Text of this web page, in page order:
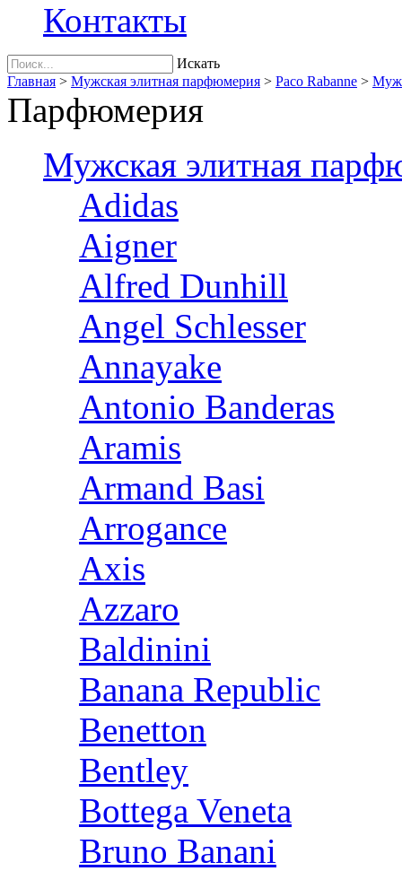
Контакты
Искать
Главная > Мужская элитная парфюмерия > Paco Rabanne >
Парфюмерия
Мужская элитная
Adidas
Aigner
Alfred Dunhill
Angel Schlesser
Annayake
Antonio Banderas
Aramis
Armand Basi
Arrogance
Axis
Azzaro
Baldinini
Banana Republic
Benetton
Bentley
Bottega Veneta
Bruno Banani